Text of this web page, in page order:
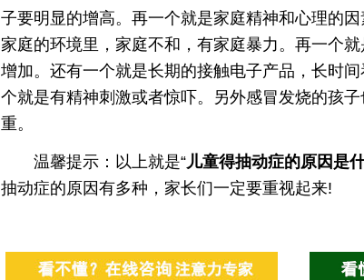
子要明显的增高。再一个就是家庭精神和心理的
家庭的环境里，家庭不和，有家庭暴力。再一个
增加。还有一个就是长期的接触电子产品，长时
个就是有精神刺激或者惊吓。另外感冒发烧的孩
重。
温馨提示：以上就是“儿童得抽动症的原因是
抽动症的原因有多种，家长们一定要重视起来!